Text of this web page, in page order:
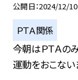
公開日 2024/12/10
ＰＴＡ関係
今朝はＰＴＡの
運動をおこない